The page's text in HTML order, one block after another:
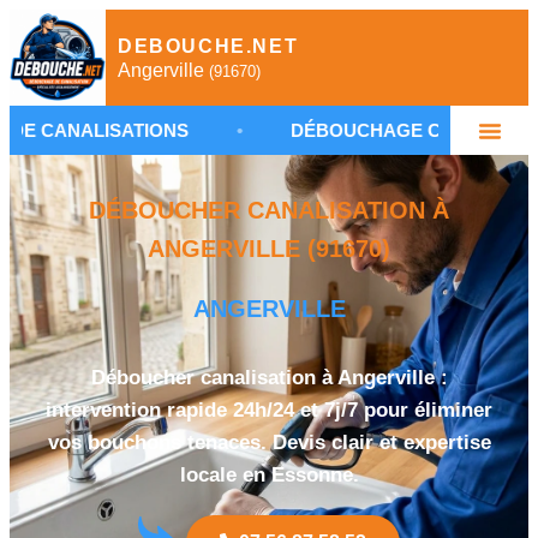
DEBOUCHE.NET
Angerville (91670)
• DÉBOUCHAGE CANALISATION
DÉBOUCHER CANALISATION À
ANGERVILLE (91670)
ANGERVILLE
Déboucher canalisation à Angerville :
intervention rapide 24h/24 et 7j/7 pour éliminer
vos bouchons tenaces. Devis clair et expertise
locale en Essonne.